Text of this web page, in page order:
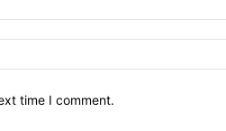
time I comment.